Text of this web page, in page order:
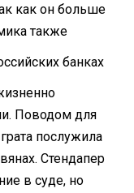
как он больше
также
банках
Поводом для
послужила
Стендапер
в суде, но